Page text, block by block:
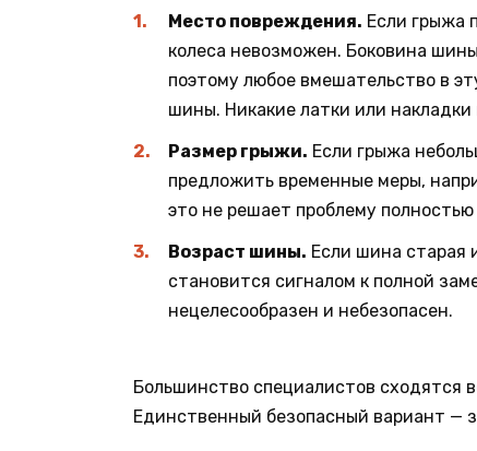
Место повреждения. Если грыжа
колеса невозможен. Боковина
поэтому любое вмешательство в
шины. Никакие латки или накладки
Размер грыжи. Если грыжа
предложить временные меры,
это не решает проблему
Возраст шины. Если шина старая
становится сигналом к полной
нецелесообразен и небезопасен.
Большинство специалистов
Единственный безопасный вариант —